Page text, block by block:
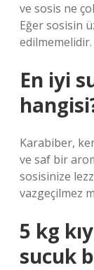
ve sosis ne
Eğer sosisin
edilmemelidir.
En iyi
Karabiber,
ve saf bir
sosisinize
vazgeçilmez
5 kg
sucuk